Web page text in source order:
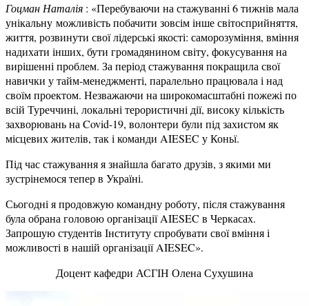
Гоцман Наталія : «Перебуваючи на стажуванні 6 тижнів мала
унікальну можливість побачити зовсім інше світосприйняття,
життя, розвинути свої лідерські якості: саморозуміння, вміння
надихати інших, бути громадянином світу, фокусування на
вирішенні проблем. За період стажування покращила свої
навички у тайм-менеджменті, паралельно працювала і над
своїм проектом. Незважаючи на широкомасштабні пожежі по
всій Туреччині, локальні терористичні дії, високу кількість
захворювань на Covid-19, волонтери були під захистом як
місцевих жителів, так і команди AIESEC у Коньї.
Під час стажування я знайшла багато друзів, з якими ми
зустрінемося тепер в Україні.
Сьогодні я продовжую командну роботу, після стажування
була обрана головою організації AIESEC в Черкасах.
Запрошую студентів Інституту спробувати свої вміння і
можливості в нашій організації AIESEC».
Доцент кафедри АСГІН Олена Сухушина